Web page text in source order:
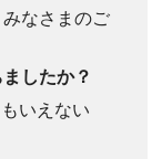
なさまのご
したか？
いえない